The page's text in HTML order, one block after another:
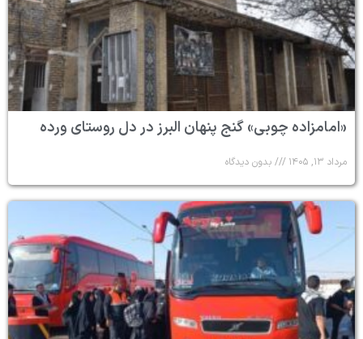
«امامزاده چوبی» گنج پنهان البرز در دل روستای ورده
مرداد ۱۳, ۱۴۰۵ بدون دیدگاه